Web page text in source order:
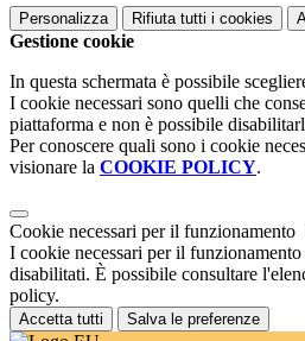
Personalizza Rifiuta tutti i cookies
Gestione cookie
In questa schermata è possibile
I cookie necessari sono quelli che
piattaforma e non è possibile
Per conoscere quali sono i cookie
visionare la COOKIE POLICY.
Cookie necessari per il funzionamento
I cookie necessari per il funzionamento
disabilitati. È possibile consultare
policy.
Accetta tutti Salva le preferenze